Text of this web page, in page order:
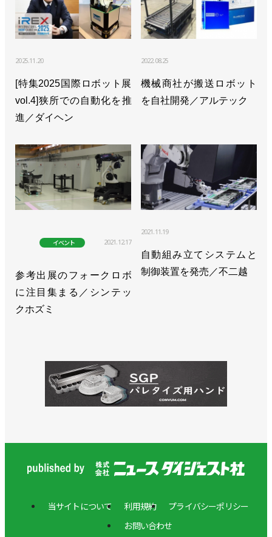
2025.11.20
[特集2025国際ロボット展
vol.4]狭所での自動化を推
進／ダイヘン
2022.08.25
機械商社が搬送ロボット
を自社開発／アルテック
イベント 2021.12.17
参考出展のフォークロボ
に注目集まる／シンテッ
クホズミ
2021.11.19
自動組み立てシステムと
制御装置を発売／不二越
当サイトについて 利用規約
プライバシーポリシー
お問い合わせ